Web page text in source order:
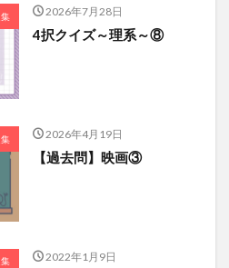
2026年7月28日
4択クイズ～理系～⑧
2026年4月19日
【過去問】映画③
2022年1月9日